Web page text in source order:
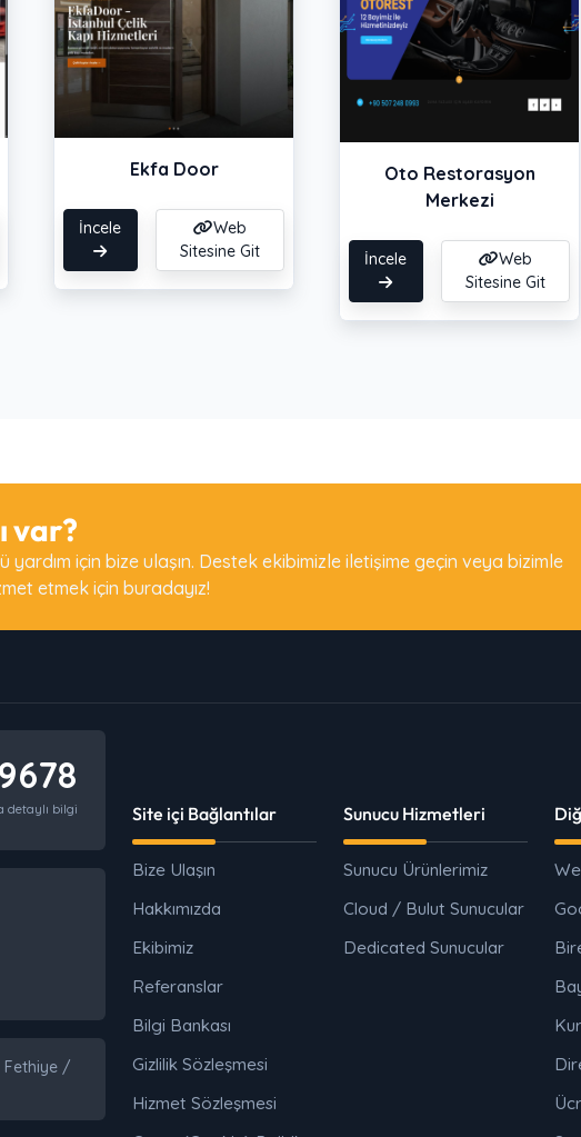
Ekfa Door
İncele
Web
Sitesine Git
Oto Restorasyon
Merkezi
İncele
Web
Sitesine Git
var?
yardım için bize ulaşın. Destek ekibimizle iletişime geçin veya bizimle
etmek için buradayız!
detaylı bilgi
Fethiye /
Site içi Bağlantılar
Bize Ulaşın
Hakkımızda
Ekibimiz
Referanslar
Bilgi Bankası
Gizlilik Sözleşmesi
Hizmet Sözleşmesi
Sunucu Hizmetleri
Sunucu Ürünlerimiz
Cloud / Bulut Sunucular
Dedicated Sunucular